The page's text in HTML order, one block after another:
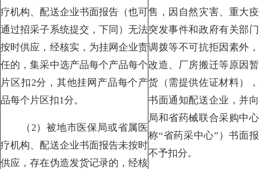
疗机构、配送企业书面报告（也可
通过招采子系统提交，下同）无法
按时供应，经核实，为挂网企业责
任的，集采中选产品每个产品每个
片区扣2分，其他挂网产品每个产
品每个片区扣1分。
（2）被地市医保局或省属医
疗机构、配送企业书面报告未按时
供应，存在伪造发货记录的，经核
售，因自然灾害、重大
突发事件和政府有关部
调拨等不可抗拒因素外
改造、厂房搬迁等原因
货（需提供佐证材料）
书面通知配送企业，并
局和省药械联合采购中
称“省药采中心”）书面
不予扣分。